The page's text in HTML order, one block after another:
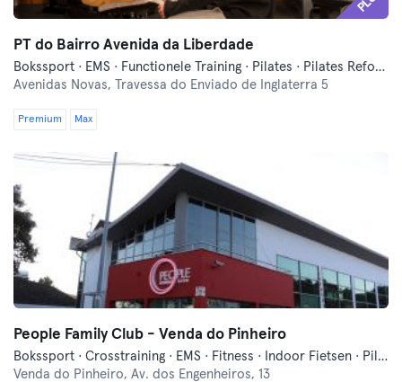
PT do Bairro Avenida da Liberdade
Bokssport · EMS · Functionele Training · Pilates · Pilates Reformer
Avenidas Novas,
Travessa do Enviado de Inglaterra 5
Premium Max
People Family Club - Venda do Pinheiro
Bokssport · Crosstraining · EMS · Fitness · Indoor Fietsen · Pilates · Yoga
Venda do Pinheiro, Av. dos Engenheiros, 13